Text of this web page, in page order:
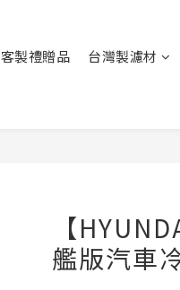
客製禮贈品 台灣製濾材
【
艦版汽車